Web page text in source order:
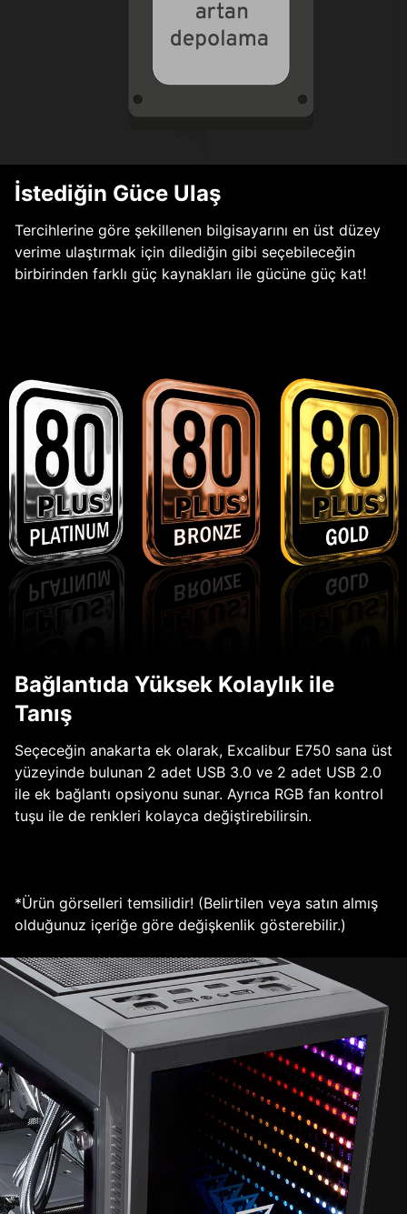
İstediğin Güce Ulaş
Tercihlerine göre şekillenen bilgisayarını en üst düzey
verime ulaştırmak için dilediğin gibi seçebileceğin
birbirinden farklı güç kaynakları ile gücüne güç kat!
Bağlantıda Yüksek Kolaylık ile
Tanış
Seçeceğin anakarta ek olarak, Excalibur E750 sana üst
yüzeyinde bulunan 2 adet USB 3.0 ve 2 adet USB 2.0
ile ek bağlantı opsiyonu sunar. Ayrıca RGB fan kontrol
tuşu ile de renkleri kolayca değiştirebilirsin.
*Ürün görselleri temsilidir! (Belirtilen veya satın almış
olduğunuz içeriğe göre değişkenlik gösterebilir.)